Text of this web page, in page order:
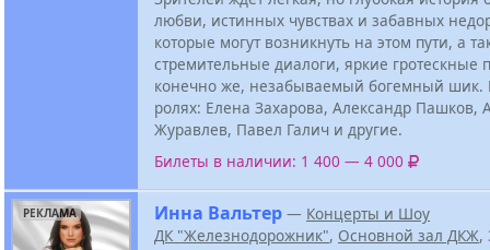
любви, истинных чувствах и забавных
которые могут возникнуть на этом пути, а
стремительные диалоги, яркие гротескные
конечно же, незабываемый богемный шик.
ролях: Елена Захарова, Александр Пашков,
Журавлев, Павел Галич и другие.
Билеты в наличии: 1 400 — 4 000
РЕКЛАМА Инна Вальтер — Концерты и Шоу
ДК "Железнодорожник", Основной зал ДКЖ,